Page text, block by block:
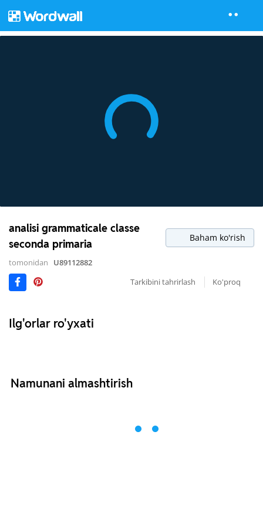
analisi grammaticale classe
seconda primaria
Baham ko'rish
tomonidan
U89112882
Tarkibini tahrirlash
Ko'proq
Ilg'orlar ro'yxati
Namunani almashtirish